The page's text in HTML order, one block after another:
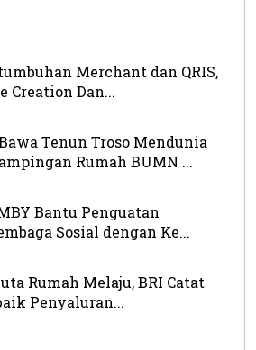
Merchant dan QRIS,
Creation Dan...
Tenun Troso Mendunia
Rumah BUMN ...
Bantu Penguatan
Sosial dengan Ke...
Rumah Melaju, BRI Catat
Penyaluran...